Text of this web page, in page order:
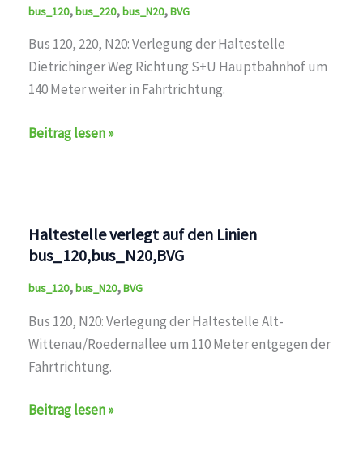
bus_120,bus_220,bus_N20,BVG
Bus 120, 220, N20: Verlegung der Haltestelle
Dietrichinger Weg Richtung S+U Hauptbahnhof um
140 Meter weiter in Fahrtrichtung.
Haltestelle
bus_120,bus_220,bus_N20,BVG
Beitrag lesen »
Haltestelle verlegt auf den Linien
bus_120,bus_N20,BVG
bus_120,bus_N20,BVG
Bus 120, N20: Verlegung der Haltestelle Alt-
Wittenau/Roedernallee um 110 Meter entgegen der
Fahrtrichtung.
Haltestelle
Beitrag lesen »